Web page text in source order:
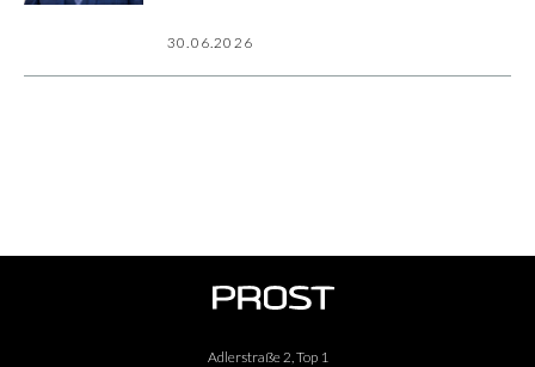
30.06.2026
Adlerstraße 2, Top 1